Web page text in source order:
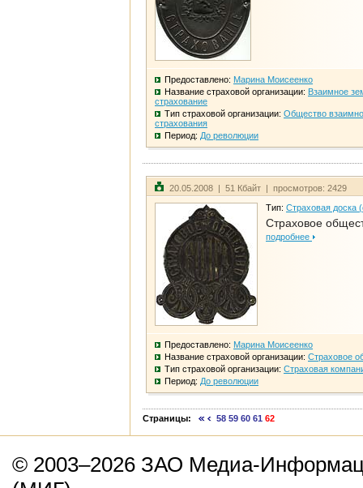
Предоставлено: Марина Моисеенко
Название страховой организации: Взаимное
страхование
Тип страховой организации: Общество
страхования
Период: До революции
20.05.2008 | 51 Кбайт | просмотров: 2429
Тип: Страховая доска
Страховое
подробнее
Предоставлено: Марина Моисеенко
Название страховой организации: Страховое
Тип страховой организации: Страховая
Период: До революции
Страницы: 58 59 60 61 62
© 2003–2026 ЗАО Медиа-